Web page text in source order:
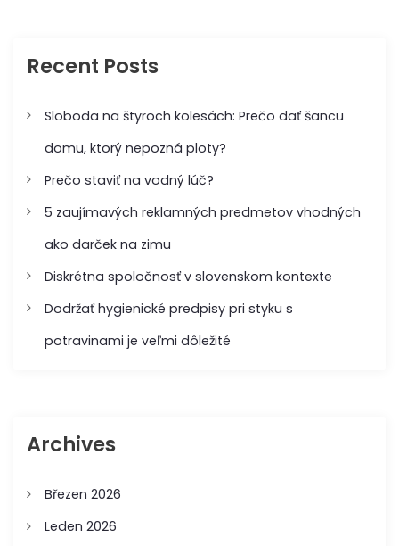
o
v
á
n
í
p
ř
f
o
:
Recent Posts
Sloboda na štyroch kolesách: Prečo dať šancu
domu, ktorý nepozná ploty?
Prečo staviť na vodný lúč?
5 zaujímavých reklamných predmetov vhodných
ako darček na zimu
Diskrétna spoločnosť v slovenskom kontexte
Dodržať hygienické predpisy pri styku s
potravinami je veľmi dôležité
Archives
Březen 2026
Leden 2026